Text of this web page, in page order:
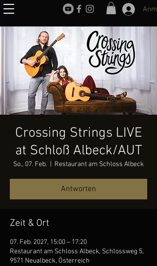
Crossing Strings LIVE
at Schloß Albeck/AUT
So., 07. Feb. Restaurant am Schloss Albeck
Antworten
Zeit & Ort
07. Feb. 2027, 15:00 – 17:20
Restaurant am Schloss Albeck, Schlossweg 5,
9571 Neualbeck, Österreich